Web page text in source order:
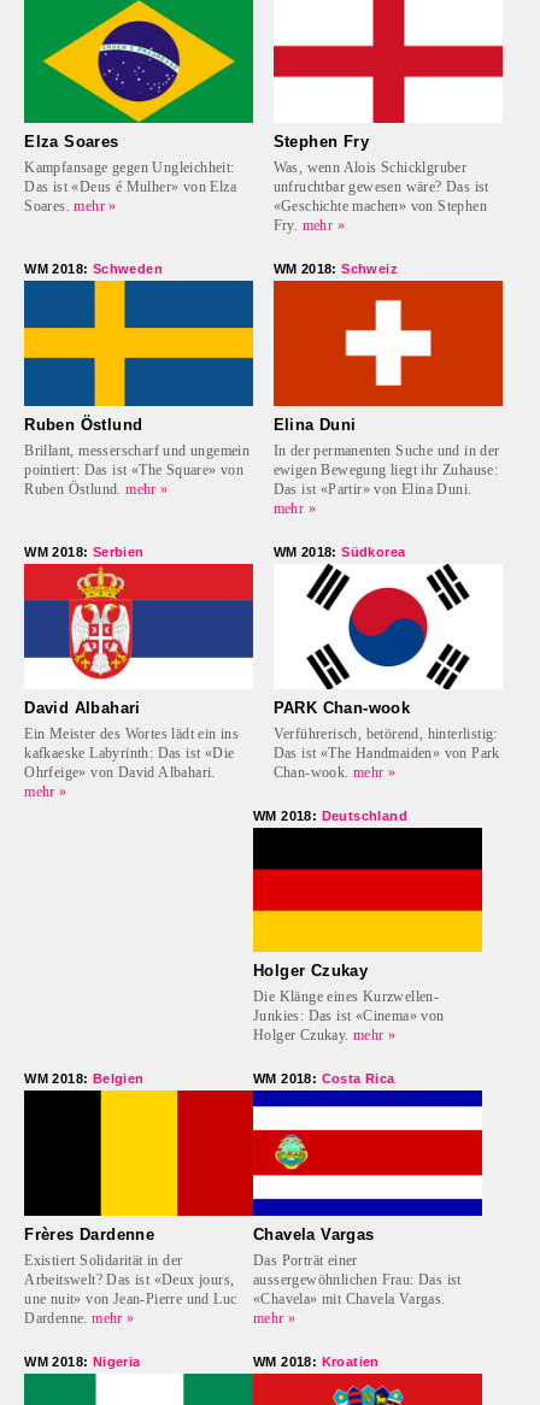
Elza Soares
Kampfansage gegen Ungleichheit:
Das ist «Deus é Mulher» von Elza
Soares. mehr »
Stephen Fry
Was, wenn Alois Schicklgruber
unfruchtbar gewesen wäre? Das ist
«Geschichte machen» von Stephen
Fry. mehr »
WM 2018: Schweden
Ruben Östlund
Brillant, messerscharf und ungemein
pointiert: Das ist «The Square» von
Ruben Östlund. mehr »
WM 2018:Schweiz
Elina Duni
In der permanenten Suche und in der
ewigen Bewegung liegt ihr Zuhause:
Das ist «Partir» von Elina Duni.
mehr »
WM 2018: Serbien
David Albahari
Ein Meister des Wortes lädt ein ins
kafkaeske Labyrinth: Das ist «Die
Ohrfeige» von David Albahari.
mehr »
WM 2018:Südkorea
PARK Chan-wook
Verführerisch, betörend, hinterlistig:
Das ist «The Handmaiden» von Park
Chan-wook. mehr »
WM 2018: Deutschland
Holger Czukay
Die Klänge eines Kurzwellen-
Junkies: Das ist «Cinema» von
Holger Czukay. mehr »
WM 2018: Belgien
Frères Dardenne
Existiert Solidarität in der
Arbeitswelt? Das ist «Deux jours,
une nuit» von Jean-Pierre und Luc
Dardenne. mehr »
WM 2018: Costa Rica
Chavela Vargas
Das Porträt einer
aussergewöhnlichen Frau: Das ist
«Chavela» mit Chavela Vargas.
mehr »
WM 2018: Nigeria WM 2018: Kroatien